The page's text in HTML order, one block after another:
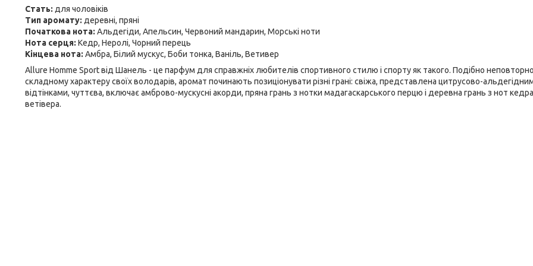
Стать: для чоловіків
Тип аромату: деревні, пряні
Початкова нота: Альдегіди, Апельсин, Червоний мандарин, Морські ноти
Нота серця: Кедр, Неролі, Чорний перець
Кінцева нота: Амбра, Білий мускус, Боби тонка, Ваніль, Ветивер
Allure Homme Sport від Шанель - це парфум для справжніх любителів спортивного стилю і спорту як такого. Подібно
складному характеру своїх володарів, аромат починають позиціонувати різні грані: свіжа, представлена цитрусово-
відтінками, чуттєва, включає амброво-мускусні акорди, пряна грань з нотки мадагаскарського перцю і деревна грань з нот
ветівера.